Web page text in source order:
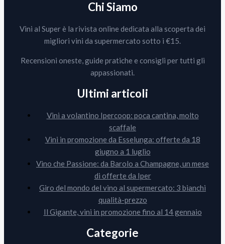
Chi Siamo
Vini al Super è la rivista online dedicata alla scoperta dei
migliori vini da supermercato sotto i €15.
Recensioni oneste, guide pratiche e consigli per tutti gli
appassionati.
Ultimi articoli
Vini a volantino Ipercoop: poca cantina, molto
scaffale
Vini in promozione da Esselunga: offerte da 18
giugno a 1 luglio
Vino che Passione: da Barolo a Champagne, un mese
di offerte da Iper
Giro del mondo del vino al supermercato: 3 bianchi
qualità-prezzo
Il Gigante, vini in promozione fino al 14 gennaio
Categorie